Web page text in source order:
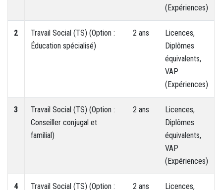
(Expériences)
2
Travail Social (TS) (Option :
Éducation spécialisé)
2 ans
Licences,
Diplômes
équivalents,
VAP
(Expériences)
3
Travail Social (TS) (Option :
Conseiller conjugal et
familial)
2 ans
Licences,
Diplômes
équivalents,
VAP
(Expériences)
4 Travail Social (TS) (Option : 2 ans Licences,